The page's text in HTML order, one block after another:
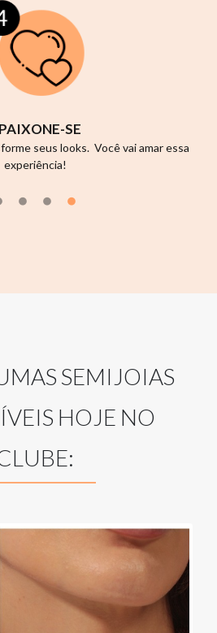
ASSINE
4 semijoias por mês? Escolha o plano
combina com você!
SEMIJOIAS
HOJE NO